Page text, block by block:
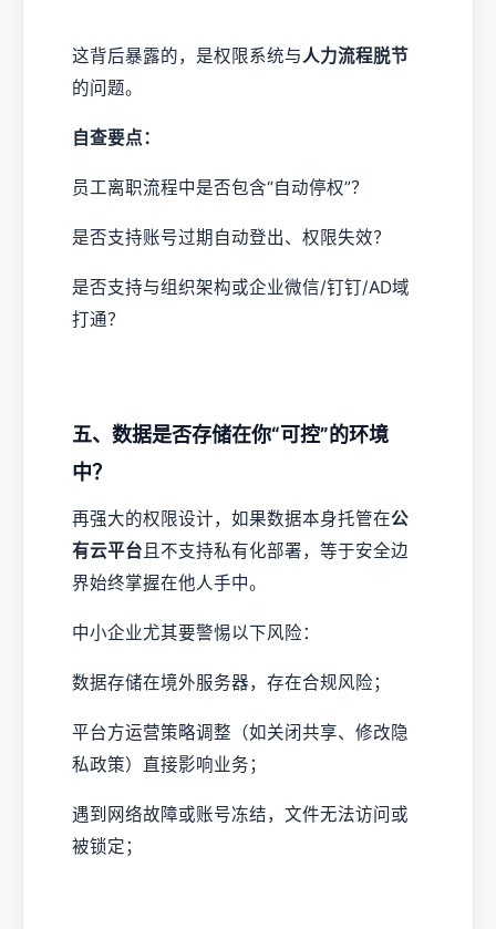
这背后暴露的，是权限系统与 人力流程脱节
的问题。
自查要点：
员工离职流程中是否包含“自动停权”？
是否支持账号过期自动登出、权限失效？
是否支持与组织架构或企业微信/钉钉/AD域
打通？
五、数据是否存储在你“可控”的环境
中？
再强大的权限设计，如果数据本身托管在公
有云平台 且不支持私有化部署，等于安全边
界始终掌握在他人手中。
中小企业尤其要警惕以下风险：
数据存储在境外服务器，存在合规风险；
平台方运营策略调整（如关闭共享、修改隐
私政策）直接影响业务；
遇到网络故障或账号冻结，文件无法访问或
被锁定；